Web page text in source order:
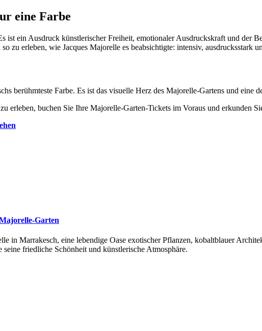
eine Farbe
ist ein Ausdruck künstlerischer Freiheit, emotionaler Ausdruckskraft und der
zu erleben, wie Jacques Majorelle es beabsichtigte: intensiv, ausdrucksstark
berühmteste Farbe. Es ist das visuelle Herz des Majorelle-Gartens und eine
erleben, buchen Sie Ihre Majorelle-Garten-Tickets im Voraus und erkunden
Garten
in Marrakesch, eine lebendige Oase exotischer Pflanzen, kobaltblauer
friedliche Schönheit und künstlerische Atmosphäre.